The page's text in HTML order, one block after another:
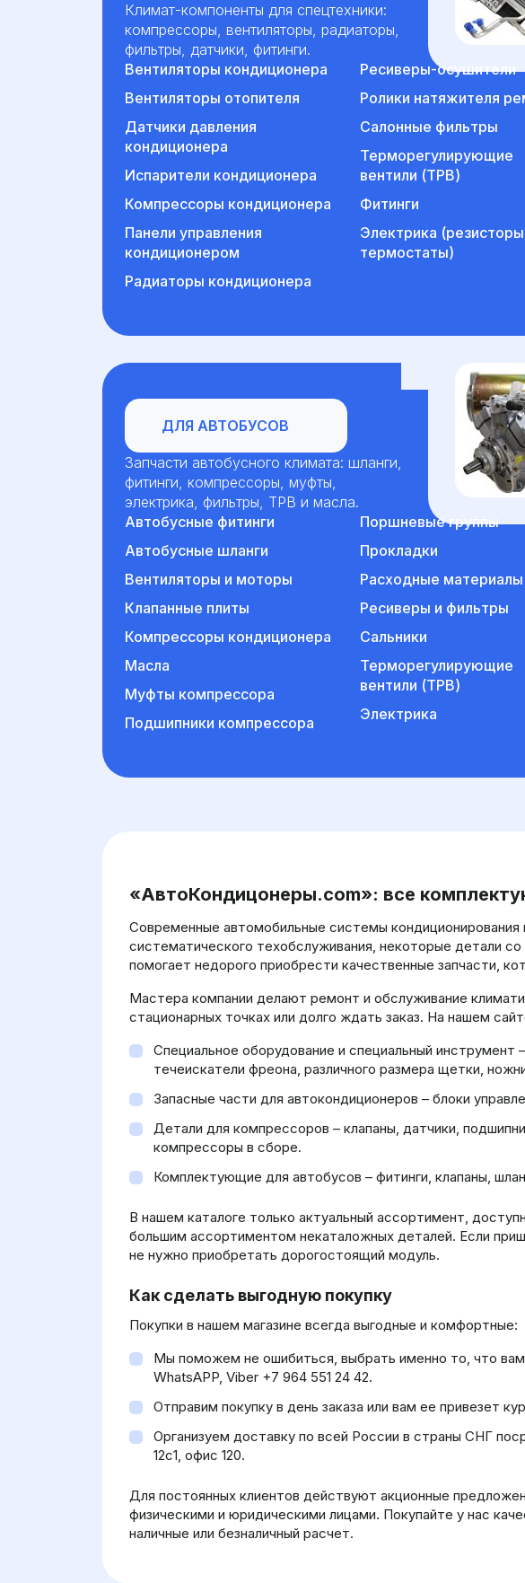
Климат-компоненты для спецтехники:
компрессоры, вентиляторы, радиаторы,
фильтры, датчики, фитинги.
Вентиляторы кондиционера
Вентиляторы отопителя
Датчики давления
кондиционера
Испарители кондиционера
Компрессоры кондиционера
Панели управления
кондиционером
Радиаторы кондиционера
Ресиверы-осушители
Ролики натяжителя
Салонные фильтры
Терморегулирующие
вентили (ТРВ)
Фитинги
Электрика
термостаты)
Для автобусов
ДЛЯ АВТОБУСОВ
Запчасти автобусного климата: шланги,
фитинги, компрессоры, муфты,
электрика, фильтры, ТРВ и масла.
Автобусные фитинги
Автобусные шланги
Вентиляторы и моторы
Клапанные плиты
Компрессоры кондиционера
Масла
Муфты компрессора
Подшипники компрессора
Поршневые группы
Прокладки
Расходные материалы
Ресиверы и фильтры
Сальники
Терморегулирующие
вентили (ТРВ)
Электрика
«АвтоКондицонеры.com»: все
Современные автомобильные системы
систематического техобслуживания, некоторые детали
помогает недорого приобрести качественные запчасти,
Мастера компании делают ремонт и обслуживание
стационарных точках или долго ждать заказ. На нашем
Специальное оборудование и специальный
течеискатели фреона, различного размера щетки,
Запасные части для автокондиционеров – блоки
Детали для компрессоров – клапаны, датчики,
компрессоры в сборе.
Комплектующие для автобусов – фитинги, клапаны,
В нашем каталоге только актуальный ассортимент,
большим ассортиментом некаталожных деталей. Если
не нужно приобретать дорогостоящий модуль.
Как сделать выгодную покупку
Покупки в нашем магазине всегда выгодные и комфортные:
Мы поможем не ошибиться, выбрать именно то, что
WhatsAPP, Viber +7 964 551 24 42.
Отправим покупку в день заказа или вам ее привезет
Организуем доставку по всей России в страны СНГ
12с1, офис 120.
Для постоянных клиентов действуют акционные
физическими и юридическими лицами. Покупайте у нас
наличные или безналичный расчет.